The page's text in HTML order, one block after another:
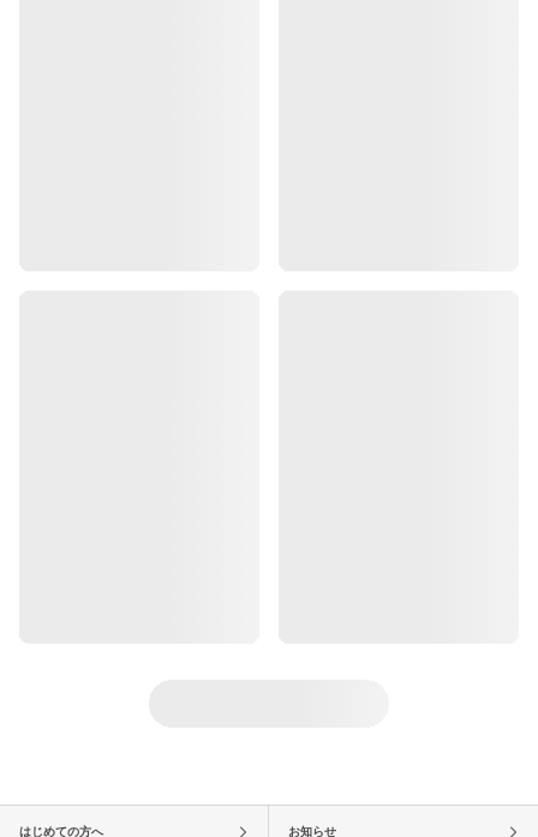
はじめての方へ お知らせ